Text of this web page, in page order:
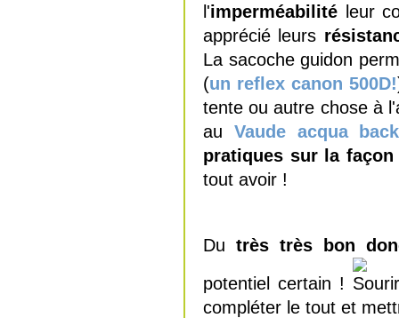
l'imperméabilité leur
apprécié leurs
La sacoche guidon
(un reflex canon 500D!
tente ou autre chose à
au Vaude acqua
pratiques sur la
tout avoir !
Dutrès très bon
potentiel certain !
compléter le tout et